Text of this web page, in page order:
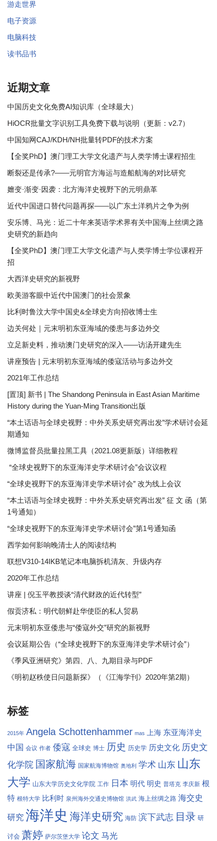
游走世界
电子资源
电脑科技
读书品书
近期文章
中国历史文化免费AI知识库（全球最大）
HiOCR批量文字识别工具免费下载与说明（更新：v2.7）
中国知网CAJ/KDH/NH批量转PDF的技术方案
【全奖PhD】澳门理工大学文化遗产与人类学博士课程招生
断裂还是传承?——元明官方海运与造船航海的对比研究
嬗变·渐变·因袭：北方海洋史视野下的元明鼎革
近代中国进口替代问题再探——以广东土洋鸦片之争为例
安乐博、马光：近二十年来英语学术界有关中国海上丝绸之路
史研究的新趋向
【全奖PhD】澳门理工大学文化遗产与人类学博士学位课程开
招
大西洋史研究的新视野
欧美游客眼中近代中国澳门的社会景象
比利时鲁汶大学中国史&全球史方向招收博士生
边关何处｜元末明初东亚海域的倭患与多边外交
立足新史料，推动澳门史研究的深入——访汤开建先生
讲座预告 | 元末明初东亚海域的倭寇活动与多边外交
2021年工作总结
[置顶] 新书 | The Shandong Peninsula in East Asian Maritime
History during the Yuan-Ming Transition出版
“本土话语与全球史视野：中外关系史研究再出发”学术研讨会延
期通知
微博监督员批量拉黑工具（2021.08更新版）详细教程
“全球史视野下的东亚海洋史学术研讨会”会议议程
“全球史视野下的东亚海洋史学术研讨会” 改为线上会议
“本土话语与全球史视野：中外关系史研究再出发” 征 文 函（第
1号通知）
“全球史视野下的东亚海洋史学术研讨会”第1号通知函
西学如何影响晚清士人的阅读结构
联想V310-14IKB笔记本电脑拆机清灰、升级内存
2020年工作总结
讲座 | 倪玉平教授谈“清代财政的近代转型”
假贡济私：明代朝鲜赴华使臣的私人贸易
元末明初东亚倭患与“倭寇外交”研究的新视野
会议延期公告（“全球史视野下的东亚海洋史学术研讨会”）
《季风亚洲研究》第四、八、九期目录与PDF
《明初赵秩使日问题新探》（《江海学刊》2020年第2期）
标签
2015年 Angela Schottenhammer mas 上海 东亚海洋史
中国 会议 作者 倭寇 全球史 博士 历史 历史学 历史文化 历史文
化学院 国家航海 国家航海博物馆 奥地利 学术 山东 山东
大学 山东大学历史文化学院 工作 日本 明代 明史 普塔克 李庆新 根
特 根特大学 比利时 泉州海外交通史博物馆 洪武 海上丝绸之路 海交史
研究 海洋史 海洋史研究 海防 滨下武志 目录 研
讨会 萧婷 萨尔茨堡大学 论文 马光